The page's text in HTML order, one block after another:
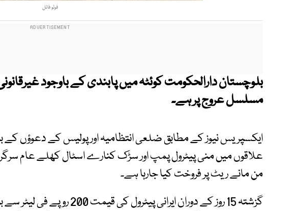
فوٹو فائل
بلوچستان دارالحکومت کوئٹہ میں پابندی کے باوجود
مسلسل عروج پر ہے۔
ایکسپریس نیوز کے مطابق ضلعی انتظامیہ اور پولیس کے دعوؤں
علاقوں میں منی پیٹرول پمپ اور سڑک کنارے اسٹال کھلے عام سرگرم
من مانے ریٹ پر فروخت کیا جارہا ہے۔